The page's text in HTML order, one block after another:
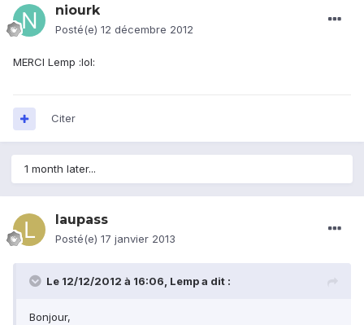
niourk
Posté(e) 12 décembre 2012
MERCI Lemp :lol:
Citer
1 month later...
laupass
Posté(e) 17 janvier 2013
Le 12/12/2012 à 16:06, Lemp a dit :
Bonjour,